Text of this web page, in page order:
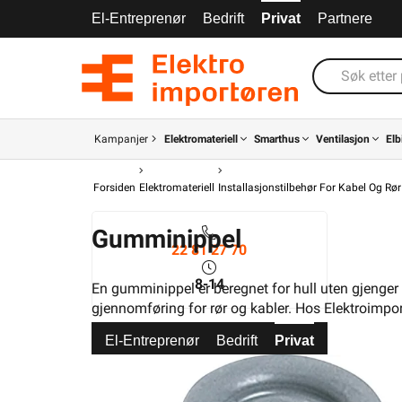
El-Entreprenør Bedrift Privat Partnere
Kampanjer Elektromateriell Smarthus Ventilasjon
Forsiden Elektromateriell Installasjonstilbehør For Kabel Og Rør
22 81 27 70
8-14
El-Entreprenør Bedrift Privat
ElektromateriellSmarthus
Gumminippel
En gumminippel er beregnet for hull uten
gjennomføring for rør og kabler. Hos